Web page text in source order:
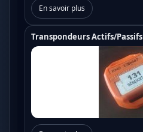
En savoir plus
Transpondeurs Actifs/Passifs